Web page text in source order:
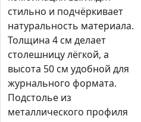
стильно и подчёркивает
натуральность материала.
Толщина 4 см делает
столешницу лёгкой, а
высота 50 см удобной для
журнального формата.
Подстолье из
металлического профиля